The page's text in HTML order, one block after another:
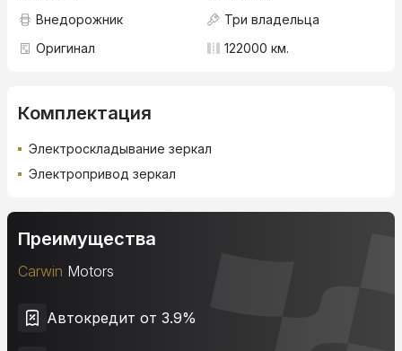
Внедорожник
Три владельца
Оригинал
122000 км.
Комплектация
Электроскладывание зеркал
Электропривод зеркал
Преимущества
Carwin Motors
Автокредит от 3.9%